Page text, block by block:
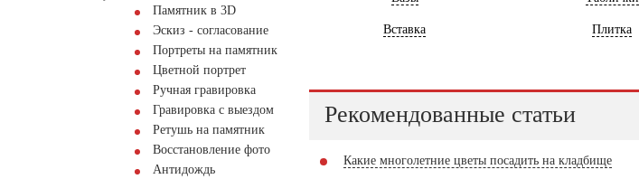
Памятник в 3D
Эскиз - согласование
Портреты на памятник
Цветной портрет
Ручная гравировка
Гравировка с выездом
Ретушь на памятник
Восстановление фото
Антидождь
Вставка Плитка
Рекомендованные статьи
Какие многолетние цветы посадить на кладбище